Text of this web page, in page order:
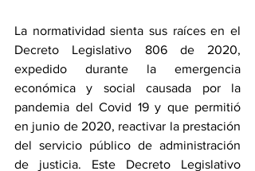
La normatividad sienta sus raíces en el
Decreto Legislativo 806 de 2020,
expedido durante la emergencia
económica y social causada por la
pandemia del Covid 19 y que permitió
en junio de 2020, reactivar la prestación
del servicio público de administración
de justicia. Este Decreto Legislativo